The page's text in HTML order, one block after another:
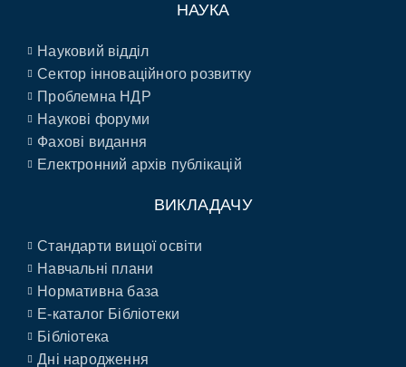
НАУКА
Науковий відділ
Сектор інноваційного розвитку
Проблемна НДР
Наукові форуми
Фахові видання
Електронний архів публікацій
ВИКЛАДАЧУ
Стандарти вищої освіти
Навчальні плани
Нормативна база
E-каталог Бібліотеки
Бібліотека
Дні народження